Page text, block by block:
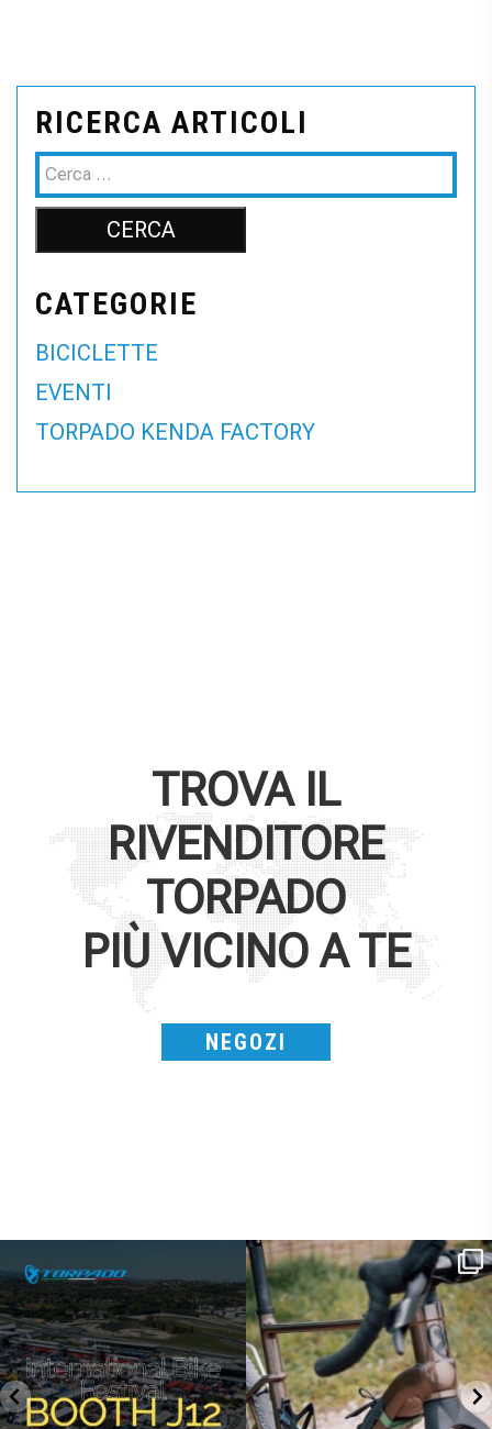
RICERCA ARTICOLI
CATEGORIE
BICICLETTE
EVENTI
TORPADO KENDA FACTORY
TROVA IL
RIVENDITORE
TORPADO
PIÙ VICINO A TE
NEGOZI
IBF sta per...
17 1
Kepler R è la gravel pensata per affrontare
lunghe...
26 0